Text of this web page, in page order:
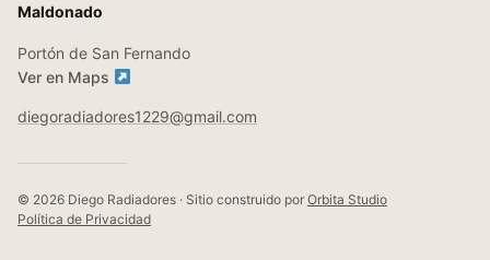
Maldonado
Portón de San Fernando
Ver en Maps
diegoradiadores1229@gmail.com
© 2026 Diego Radiadores · Sitio construido por Orbita Studio
Política de Privacidad